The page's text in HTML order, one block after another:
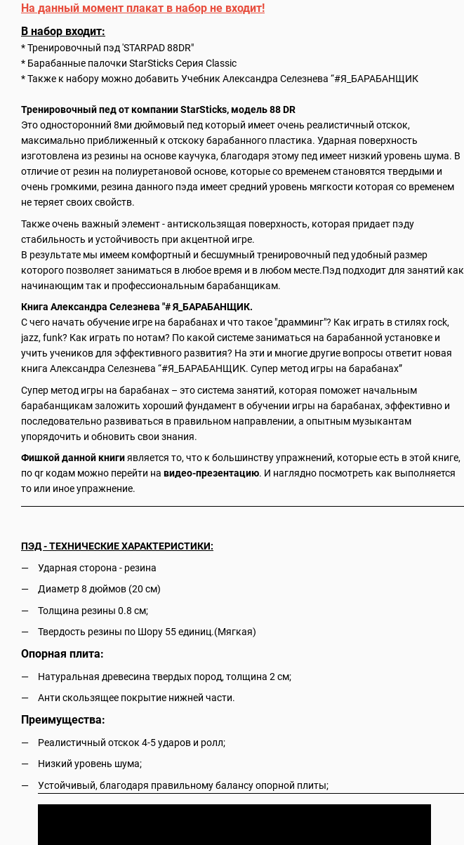
На данный момент плакат в набор не входит!
В набор входит:
* Тренировочный пэд 'STARPAD 88DR"
* Барабанные палочки StarSticks Серия Classic
* Также к набору можно добавить Учебник Александра Селезнева “#Я_БАРАБАНЩИК
Тренировочный пед от компании StarSticks, модель 88 DR
Это односторонний 8ми дюймовый пед который имеет очень реалистичный отскок,
максимально приближенный к отскоку барабанного пластика. Ударная поверхность
изготовлена из резины на основе каучука, благодаря этому пед имеет низкий уровень шума. В
отличие от резин на полиуретановой основе, которые со временем становятся твердыми и
очень громкими, резина данного пэда имеет средний уровень мягкости которая со временем
не теряет своих свойств.
Также очень важный элемент - антискользящая поверхность, которая придает пэду
стабильность и устойчивость при акцентной игре.
В результате мы имеем комфортный и бесшумный тренировочный пед удобный размер
которого позволяет заниматься в любое время и в любом месте.Пэд подходит для занятий как
начинающим так и профессиональным барабанщикам.
Книга Александра Селезнева "# Я_БАРАБАНЩИК.
С чего начать обучение игре на барабанах и что такое "драмминг"? Как играть в стилях rock,
jazz, funk? Как играть по нотам? По какой системе заниматься на барабанной установке и
учить учеников для эффективного развития? На эти и многие другие вопросы ответит новая
книга Александра Селезнева “#Я_БАРАБАНЩИК. Супер метод игры на барабанах”
Супер метод игры на барабанах – это система занятий, которая поможет начальным
барабанщикам заложить хороший фундамент в обучении игры на барабанах, эффективно и
последовательно развиваться в правильном направлении, а опытным музыкантам
упорядочить и обновить свои знания.
Фишкой данной книгиявляется то, что к большинству упражнений, которые есть в этой книге,
по qr кодам можно перейти на видео-презентацию. И наглядно посмотреть как выполняется
то или иное упражнение.
ПЭД - ТЕХНИЧЕСКИЕ ХАРАКТЕРИСТИКИ:
Ударная сторона - резина
Диаметр 8 дюймов (20 см)
Толщина резины 0.8 см;
Твердость резины по Шору 55 единиц.(Мягкая)
Опорная плита:
Натуральная древесина твердых пород, толщина 2 см;
Анти скользящее покрытие нижней части.
Преимущества:
Реалистичный отскок 4-5 ударов и ролл;
Низкий уровень шума;
Устойчивый, благодаря правильному балансу опорной плиты;